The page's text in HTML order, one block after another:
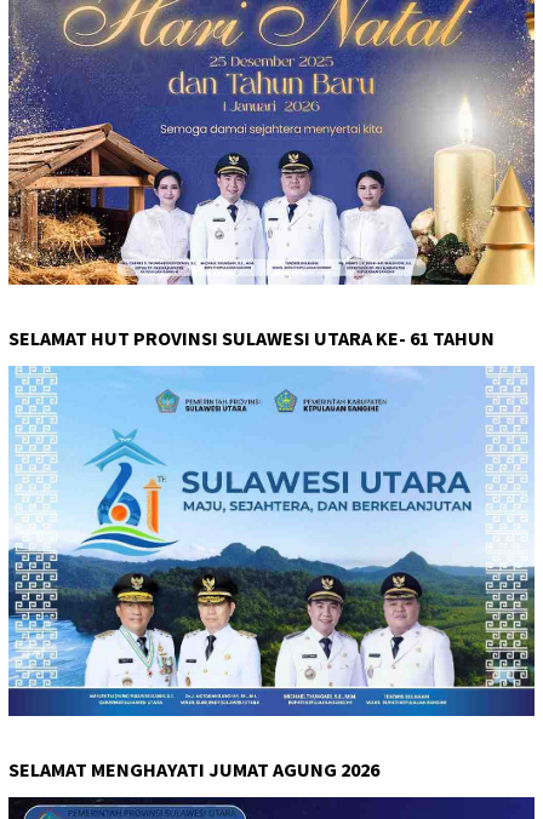
SELAMAT HUT PROVINSI SULAWESI UTARA KE- 61 TAHUN
SELAMAT MENGHAYATI JUMAT AGUNG 2026